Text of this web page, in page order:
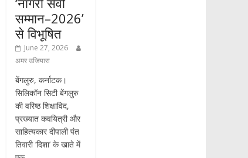
सम्मान–2026’
से विभूषित
June 27, 2026
अमर उजियारा
बेंगलुरु, कर्नाटक।
सिलिकॉन सिटी बेंगलुरु
की वरिष्ठ शिक्षाविद,
प्रख्यात कवयित्री और
साहित्यकार दीपाली पंत
तिवारी ‘दिशा’ के खाते में